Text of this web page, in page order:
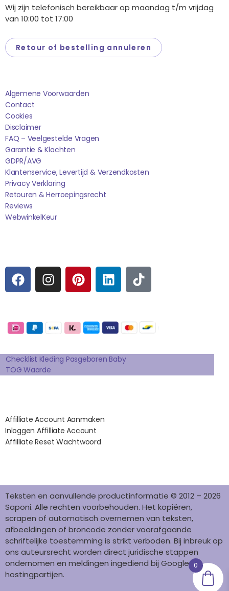
Wij zijn telefonisch bereikbaar op maandag t/m vrijdag
van 10:00 tot 17:00
Retour of bestelling annuleren
Algemene Voorwaarden
Contact
Cookies
Disclaimer
FAQ – Veelgestelde Vragen
Garantie & Klachten
GDPR/AVG
Klantenservice, Levertijd & Verzendkosten
Privacy Verklaring
Retouren & Herroepingsrecht
Reviews
WebwinkelKEur
F
A
C
B
O
O
K
I
N
S
A
R
A
M
P
I
N
E
R
E
S
T
L
I
N
E
D
I
N
T
I
K
O
K
Checklist Kleding Pasgeboren Baby
TOG Waarde
Affilliate Account Aanmaken
Inloggen Affilliate Account
Affilliate Reset Wachtwoord
Teksten en aanvullende productinformatie © 2012 – 2026
Saponi. Alle rechten voorbehouden. Het kopiëren,
scrapen of automatisch overnemen van teksten,
afbeeldingen of broncode zonder voorafgaande
schriftelijke toestemming is strikt verboden. Bij inbreuk op
ons auteursrecht worden direct juridische stappen
ondernomen en meldingen ingediend bij Google en
hostingpartijen.
0